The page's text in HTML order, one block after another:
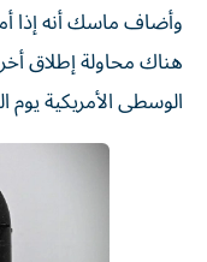
وأضاف ماسك أنه إذا
الوسطى الأمريكية يوم